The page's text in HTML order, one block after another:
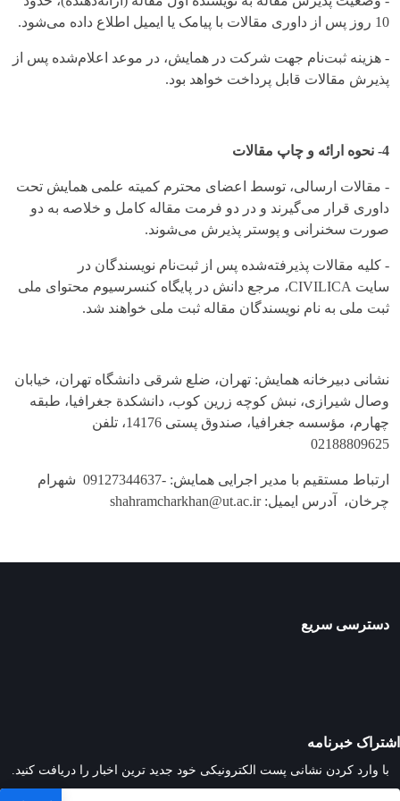
10 روز پس از داوری مقالات با پیامک یا ایمیل اطلاع داده می‌‌شود.
- هزینه ثبت‌نام جهت شرکت در همایش، در موعد اعلام‌شده پس از
پذیرش مقالات قابل پرداخت خواهد بود.
4- نحوه ارائه و چاپ مقالات
- مقالات ارسالی، توسط اعضای محترم کمیته علمی همایش تحت
داوری قرار می‌گیرند و در دو فرمت مقاله کامل و خلاصه به دو
صورت سخنرانی و پوستر پذیرش می‌شوند.
- کلیه مقالات پذیرفته‌شده پس از ثبت‌نام نویسندگان در
سایت CIVILICA، مرجع دانش در پایگاه کنسرسیوم محتوای ملی
ثبت ملی به نام نویسندگان مقاله ثبت ملی خواهند شد.
نشانی دبیرخانه همایش: تهران، ضلع شرقی دانشگاه تهران، خیابان
وصال شیرازی، نبش کوچه زرین کوب، دانشکدة جغرافیا، طبقه
چهارم، مؤسسه جغرافیا، صندوق پستی 14176، تلفن
02188809625
ارتباط مستقیم با مدیر اجرایی همایش: -09127344637 شهرام
چرخان، آدرس ایمیل: shahramcharkhan@ut.ac.ir
دسترسی سریع
اشتراک خبرنامه
با وارد کردن نشانی پست الکترونیکی خود جدید ترین اخبار را دریافت کنید.